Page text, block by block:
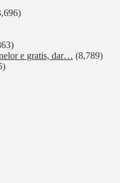
e gratis, dar… (8,789)